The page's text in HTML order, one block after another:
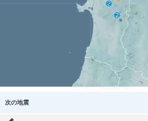
次の地震